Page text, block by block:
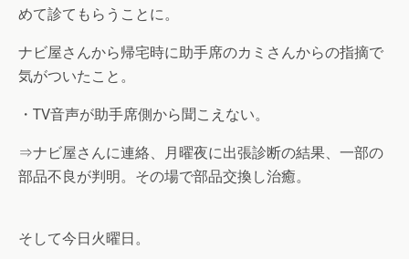
めて診てもらうことに。
ナビ屋さんから帰宅時に助手席のカミさんからの指摘で
気がついたこと。
・TV音声が助手席側から聞こえない。
⇒ナビ屋さんに連絡、月曜夜に出張診断の結果、一部の
部品不良が判明。その場で部品交換し治癒。
そして今日火曜日。